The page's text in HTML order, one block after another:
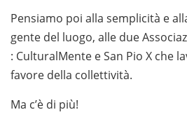
Pensiamo poi alla semplicità e
gente del luogo, alle due
: CulturalMente e San Pio X che
favore della collettività.
Ma c’è di più!